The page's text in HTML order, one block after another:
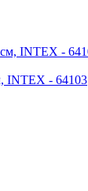
INTEX - 64103